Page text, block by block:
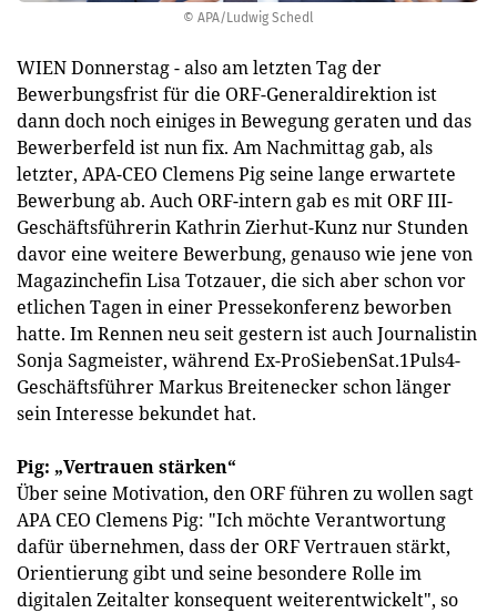
© APA/Ludwig Schedl
WIEN Donnerstag - also am letzten Tag der
Bewerbungsfrist für die ORF-Generaldirektion ist
dann doch noch einiges in Bewegung geraten und das
Bewerberfeld ist nun fix. Am Nachmittag gab, als
letzter, APA-CEO Clemens Pig seine lange erwartete
Bewerbung ab. Auch ORF-intern gab es mit ORF III-
Geschäftsführerin Kathrin Zierhut-Kunz nur Stunden
davor eine weitere Bewerbung, genauso wie jene von
Magazinchefin Lisa Totzauer, die sich aber schon vor
etlichen Tagen in einer Pressekonferenz beworben
hatte. Im Rennen neu seit gestern ist auch Journalistin
Sonja Sagmeister, während Ex-ProSiebenSat.1Puls4-
Geschäftsführer Markus Breitenecker schon länger
sein Interesse bekundet hat.
Pig: „Vertrauen stärken“
Über seine Motivation, den ORF führen zu wollen sagt
APA CEO Clemens Pig: "Ich möchte Verantwortung
dafür übernehmen, dass der ORF Vertrauen stärkt,
Orientierung gibt und seine besondere Rolle im
digitalen Zeitalter konsequent weiterentwickelt", so